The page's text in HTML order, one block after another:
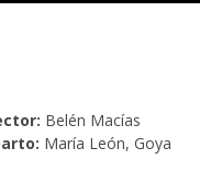
Belén Macías
María León, Goya